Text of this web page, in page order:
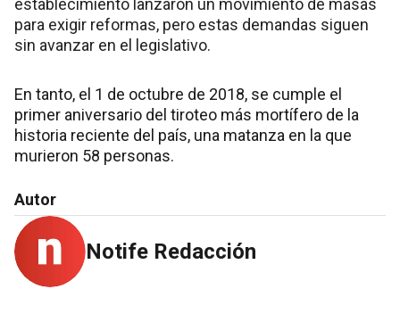
establecimiento lanzaron un movimiento de masas
para exigir reformas, pero estas demandas siguen
sin avanzar en el legislativo.
En tanto, el 1 de octubre de 2018, se cumple el
primer aniversario del tiroteo más mortífero de la
historia reciente del país, una matanza en la que
murieron 58 personas.
Autor
Notife Redacción